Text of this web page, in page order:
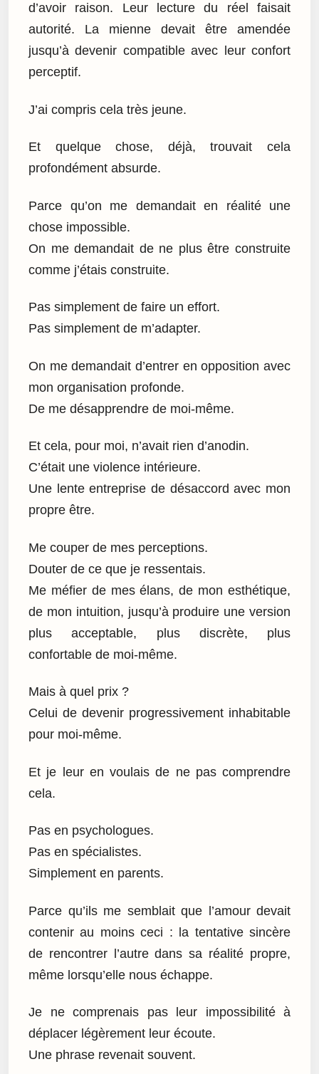
d’avoir raison. Leur lecture du réel faisait
autorité. La mienne devait être amendée
jusqu’à devenir compatible avec leur confort
perceptif.
J’ai compris cela très jeune.
Et quelque chose, déjà, trouvait cela
profondément absurde.
Parce qu’on me demandait en réalité une
chose impossible.
On me demandait de ne plus être construite
comme j’étais construite.
Pas simplement de faire un effort.
Pas simplement de m’adapter.
On me demandait d’entrer en opposition avec
mon organisation profonde.
De me désapprendre de moi-même.
Et cela, pour moi, n’avait rien d’anodin.
C’était une violence intérieure.
Une lente entreprise de désaccord avec mon
propre être.
Me couper de mes perceptions.
Douter de ce que je ressentais.
Me méfier de mes élans, de mon esthétique,
de mon intuition, jusqu’à produire une version
plus acceptable, plus discrète, plus
confortable de moi-même.
Mais à quel prix ?
Celui de devenir progressivement inhabitable
pour moi-même.
Et je leur en voulais de ne pas comprendre
cela.
Pas en psychologues.
Pas en spécialistes.
Simplement en parents.
Parce qu’ils me semblait que l’amour devait
contenir au moins ceci : la tentative sincère
de rencontrer l’autre dans sa réalité propre,
même lorsqu’elle nous échappe.
Je ne comprenais pas leur impossibilité à
déplacer légèrement leur écoute.
Une phrase revenait souvent.